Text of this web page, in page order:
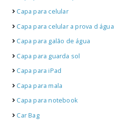
Capa para celular
Capa para celular a prova d água
Capa para galão de água
Capa para guarda sol
Capa para iPad
Capa para mala
Capa para notebook
Car Bag